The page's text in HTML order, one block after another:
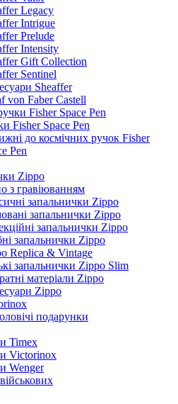
Legacy
Intrigue
Prelude
Intensity
Gift Collection
Sentinel
Sheaffer
von Faber Castell
Fisher Space Pen
Fisher Space Pen
до космічних ручок Fisher
Pen
Zippo
з гравіюванням
запальнички Zippo
запальнички Zippo
запальнички Zippo
запальнички Zippo
Replica & Vintage
запальнички Zippo Slim
матеріали Zippo
Zippo
подарунки
Timex
Victorinox
Wenger